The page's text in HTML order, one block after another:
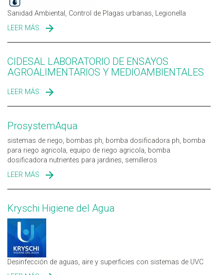
Sanidad Ambiental, Control de Plagas urbanas, Legionella
LEER MÁS SOBRE HIGIENETODO S.L.U.
CIDESAL LABORATORIO DE ENSAYOS
AGROALIMENTARIOS Y MEDIOAMBIENTALES
LEER MÁS SOBRE CIDESAL LABORATORIO DE ENSAYOS
ProsystemAqua
sistemas de riego, bombas ph, bomba dosificadora ph, bomba
para riego agricola, equipo de riego agricola, bomba
dosificadora nutrientes para jardines, semilleros
LEER MÁS SOBRE PROSYSTEMAQUA
Kryschi Higiene del Agua
Desinfección de aguas, aire y superficies con sistemas de UVC